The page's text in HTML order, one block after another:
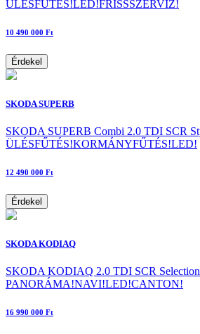
ÜLÉSFŰTÉS!LED!FRISSSZERVÍZ!
10 490 000 Ft
Érdekel
SKODA SUPERB
SKODA SUPERB Combi 2.0 TDI SCR
ÜLÉSFŰTÉS!KORMÁNYFŰTÉS!LED!
12 490 000 Ft
Érdekel
SKODA KODIAQ
SKODA KODIAQ 2.0 TDI SCR
PANORÁMA!NAVI!LED!CANTON!
16 990 000 Ft